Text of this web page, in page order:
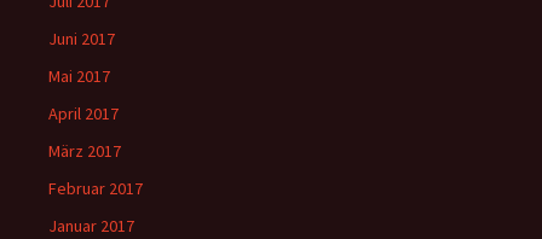
Juni 2017
Mai 2017
April 2017
März 2017
Februar 2017
Januar 2017